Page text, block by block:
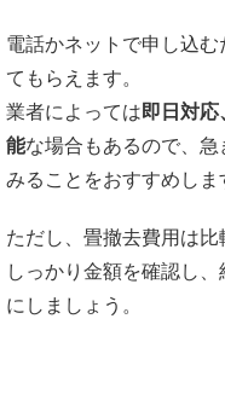
電話かネットで申し込
てもらえます。
業者によっては 即日対
能な場合もあるので、
みることをおすすめしま
ただし、畳撤去費用は
しっかり金額を確認し
にしましょう。